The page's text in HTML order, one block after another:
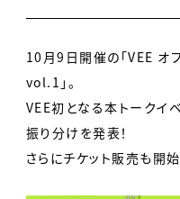
10月9日開催の「VEE オ
vol.1」。
VEE初となる本トークイ
振り分けを発表！
さらにチケット販売も開始